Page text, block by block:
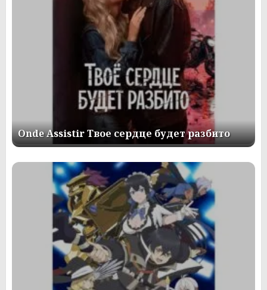
Onde Assistir Твое сердце будет разбито